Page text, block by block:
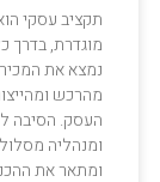
תקציב עסקי
מוגדרת, בדרך
נמצא את
מהרכש
העסק. הסיבה
ומנהליה
ומתאר את